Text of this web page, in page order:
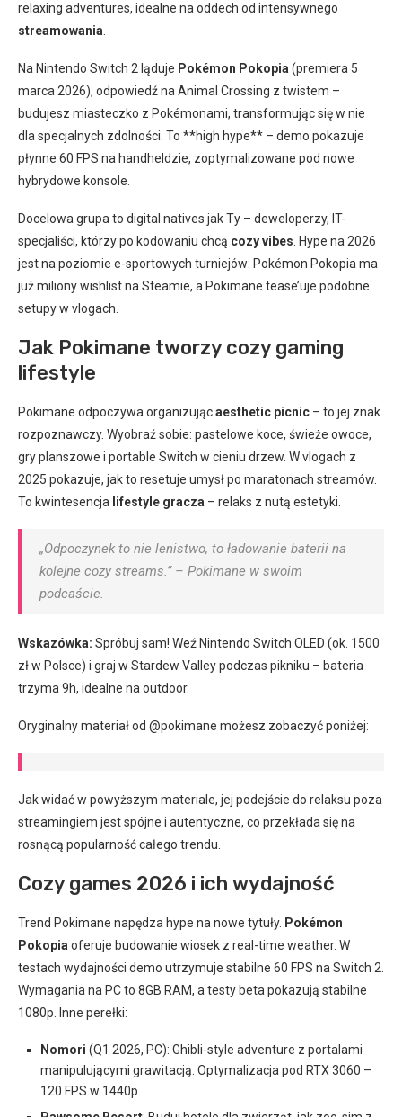
relaxing adventures, idealne na oddech od intensywnego
streamowania
Na Nintendo Switch 2 ląduje Pokémon Pokopia (premiera 5
marca 2026), odpowiedź na Animal Crossing z twistem –
budujesz miasteczko z Pokémonami, transformując się w nie
dla specjalnych zdolności. To **high hype** – demo pokazuje
płynne 60 FPS na handheldzie, zoptymalizowane pod nowe
hybrydowe konsole.
Docelowa grupa to digital natives jak Ty – deweloperzy, IT-
specjaliści, którzy po kodowaniu chcą cozy vibes . Hype na 2026
jest na poziomie e-sportowych turniejów: Pokémon Pokopia ma
już miliony wishlist na Steamie, a Pokimane tease’uje podobne
setupy w vlogach.
Jak Pokimane tworzy cozy gaming
lifestyle
Pokimane odpoczywa organizującaesthetic picnic – to jej znak
rozpoznawczy. Wyobraź sobie: pastelowe koce, świeże owoce,
gry planszowe i portable Switch w cieniu drzew. W vlogach z
2025 pokazuje, jak to resetuje umysł po maratonach streamów.
To kwintesencja lifestyle gracza – relaks z nutą estetyki.
„Odpoczynek to nie lenistwo, to ładowanie baterii na
kolejne cozy streams.” – Pokimane w swoim
podcaście.
Wskazówka: Spróbuj sam! Weź Nintendo Switch OLED (ok. 1500
zł w Polsce) i graj w Stardew Valley podczas pikniku – bateria
trzyma 9h, idealne na outdoor.
Oryginalny materiał od @pokimane możesz zobaczyć poniżej:
Jak widać w powyższym materiale, jej podejście do relaksu poza
streamingiem jest spójne i autentyczne, co przekłada się na
rosnącą popularność całego trendu.
Cozy games 2026 i ich wydajność
Trend Pokimane napędza hype na nowe tytuły. Pokémon
Pokopia oferuje budowanie wiosek z real-time weather. W
testach wydajności demo utrzymuje stabilne 60 FPS na Switch 2.
Wymagania na PC to 8GB RAM, a testy beta pokazują stabilne
1080p. Inne perełki:
Nomori (Q1 2026, PC): Ghibli-style adventure z portalami
manipulującymi grawitacją. Optymalizacja pod RTX 3060 –
120 FPS w 1440p.